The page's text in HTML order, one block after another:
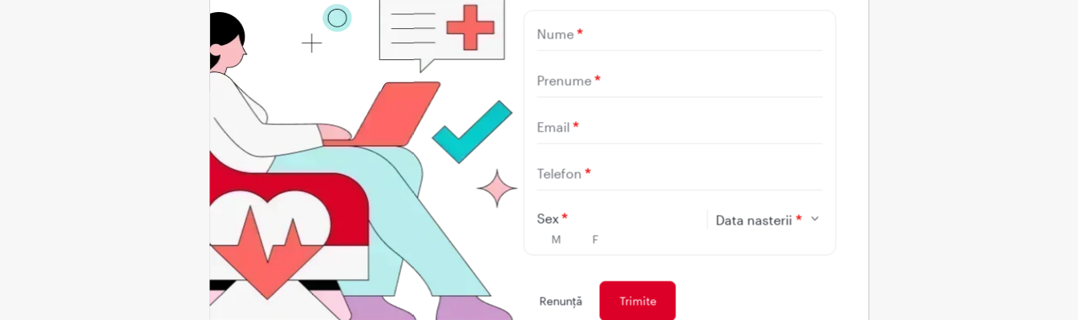
Ce este adrenalina
Adrenalina, cunoscuta si sub denumirea de epinefrina, este un hormon
simpatomimetic, ceea ce inseamna ca actioneaza prin producerea unor efecte
similare stimularii sistemului nervos simpatic. Sistemul nervos simpatic este
responsabil pentru raspunsul organismului la stres sau pericol. Atunci cand
organismul este expus la un factor de stres, cum ar fi un pericol fizic sau o
situatie emotionala dificila, glandele suprarenale elibereaza adrenalina in
sange.
Adrenalina actioneaza rapid pentru a pregati organismul pentru a face fata
situatiei: accelereaza ritmul cardiac, creste tensiunea arteriala si dilateaza
bronhiile. De asemenea, creste aportul de glucoza si oxigenul la nivel sanguin,
pentru a putea oferi organismului energia de care are nevoie, pentru a face
fata situatiei respective. Adrenalina are, de asemenea, efecte asupra
sistemului nervos central, crescand vigilenta si concentrarea si reducand
Nume
Prenume
Email
Telefon
Sex
M F
Data nasterii
Renunţă